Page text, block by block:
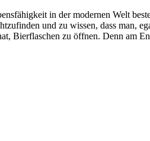
in der modernen Welt
und zu wissen, dass man,
Bierflaschen zu öffnen. Denn am